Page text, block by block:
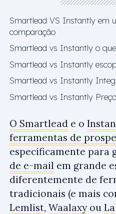
Smartlead VS Instantly em
comparação
Smartlead vs Instantly o
Smartlead vs Instantly
Smartlead vs Instantly
Smartlead vs Instantly
O Smartlead e o
ferramentas de
especificamente para
de e-mail em grande
diferentemente de
tradicionais (e mais
Lemlist, Waalaxy ou